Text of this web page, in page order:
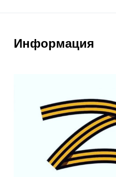
Информация